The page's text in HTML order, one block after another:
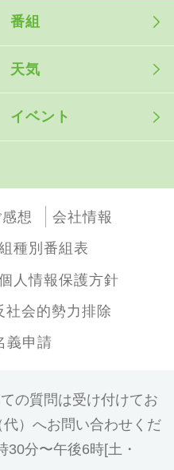
番組
天気
イベント
想
会社情報
種別番組表
人情報保護方針
社会的勢力排除
義申請
の質問は受け付けてお
）へお問い合わせくだ
30分〜午後6時[土・